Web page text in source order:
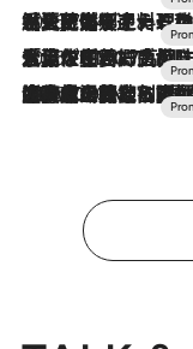
2026.7.24
【夏限定ディナーコース】旬を迎える稚鮎や花ズッキーニなどをイタリア・トスカーナの郷土料理の手法で満喫！
2026.7.17
「土佐和ハーブかき氷」がOMO7高知に登場！生姜、山椒、大葉など目にも舌にも涼を呼ぶ郷土
2026.7.10
NEW OPEN！【界 草津】名湯の地に誕生。趣の異なる2種の温泉と上州ならではの会席・蕎麦割烹など美食を味わう究極の癒やし旅